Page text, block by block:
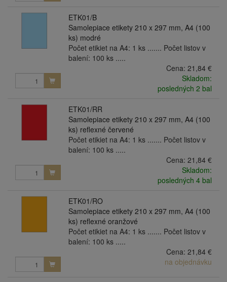
ETK01/B
Samolepiace etikety 210 x 297 mm, A4 (100
ks) modré
Počet etikiet na A4: 1 ks ....... Počet listov v
balení: 100 ks .....
Cena: 21,84 €
Skladom:
posledných 2 bal
ETK01/RR
Samolepiace etikety 210 x 297 mm, A4 (100
ks) reflexné červené
Počet etikiet na A4: 1 ks ....... Počet listov v
balení: 100 ks .....
Cena: 21,84 €
Skladom:
posledných 4 bal
ETK01/RO
Samolepiace etikety 210 x 297 mm, A4 (100
ks) reflexné oranžové
Počet etikiet na A4: 1 ks ....... Počet listov v
balení: 100 ks .....
Cena: 21,84 €
na objednávku